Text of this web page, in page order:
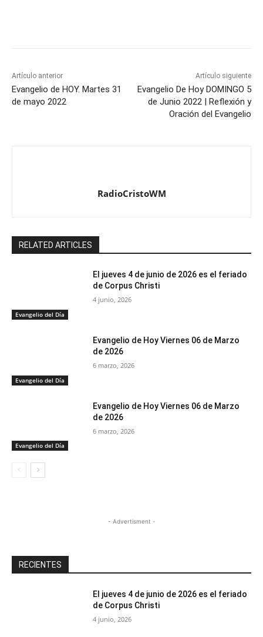
Artículo anterior
Evangelio de HOY. Martes 31
de mayo 2022
Artículo siguiente
Evangelio De Hoy DOMINGO 5
de Junio 2022 | Reflexión y
Oración del Evangelio
RadioCristoWM
RELATED ARTICLES
Evangelio del Día
El jueves 4 de junio de 2026 es el feriado
de Corpus Christi
4 junio, 2026
Evangelio del Día
Evangelio de Hoy Viernes 06 de Marzo
de 2026
6 marzo, 2026
Evangelio del Día
Evangelio de Hoy Viernes 06 de Marzo
de 2026
6 marzo, 2026
- Advertisment -
RECIENTES
El jueves 4 de junio de 2026 es el feriado
de Corpus Christi
4 junio, 2026